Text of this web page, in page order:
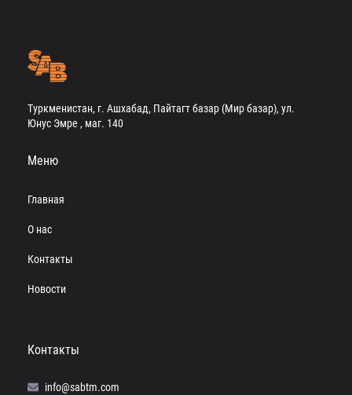
Туркменистан, г. Ашхабад, Пайтагт базар (Мир базар), ул.
Юнус Эмре , маг. 140
Меню
Главная
О нас
Контакты
Новости
Контакты
info@sabtm.com